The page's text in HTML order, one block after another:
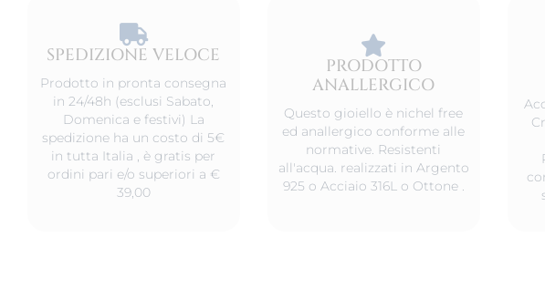
SPEDIZIONE VELOCE​
Prodotto in pronta consegna
in 24/48h (esclusi Sabato,
Domenica e festivi) La
spedizione ha un costo di 5€
in tutta Italia , è gratis per
ordini pari e/o superiori a €
39,00
PRODOTTO
ANALLERGICO
Questo gioiello è nichel free
ed anallergico conforme alle
normative. Resistenti
all'acqua. realizzati in Argento
925 o Acciaio 316L o Ottone .